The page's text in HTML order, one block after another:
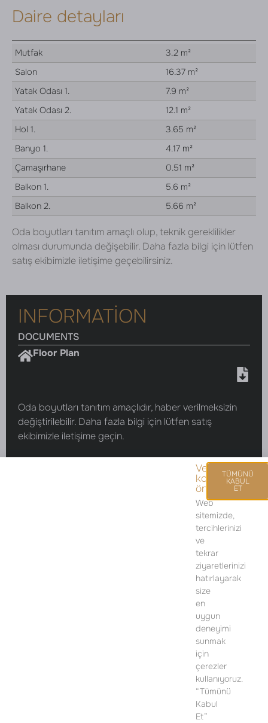
Daire detayları
Mutfak
3.2 m²
Salon
16.37 m²
Yatak Odası 1.
7.9 m²
Yatak Odası 2.
12.1 m²
Hol 1.
3.65 m²
Banyo 1.
4.17 m²
Çamaşırhane
0.51 m²
Balkon 1.
5.6 m²
Balkon 2.
5.66 m²
Oda boyutları tanıtım amaçlı olup, teknik gereklilikler
olması durumunda değişebilir. Daha fazla bilgi için lütfen
satış ekibimizle iletişime geçebilirsiniz.
INFORMATION
DOCUMENTS
Floor Plan
Oda boyutları tanıtım amaçlıdır, haber verilmeksizin
değiştirilebilir. Daha fazla bilgi için lütfen satış
ekibimizle iletişime geçin.
DETAYLI BILGI IÇIN LÜTFEN ILETIŞIME GEÇIN
Veri
korumasını
önemsiyoruz.
Web
sitemizde,
tercihlerinizi
ve
tekrar
ziyaretlerinizi
hatırlayarak
size
en
uygun
deneyimi
sunmak
için
çerezler
kullanıyoruz.
“Tümünü
Kabul
Et”
TÜMÜNÜ
KABUL
ET